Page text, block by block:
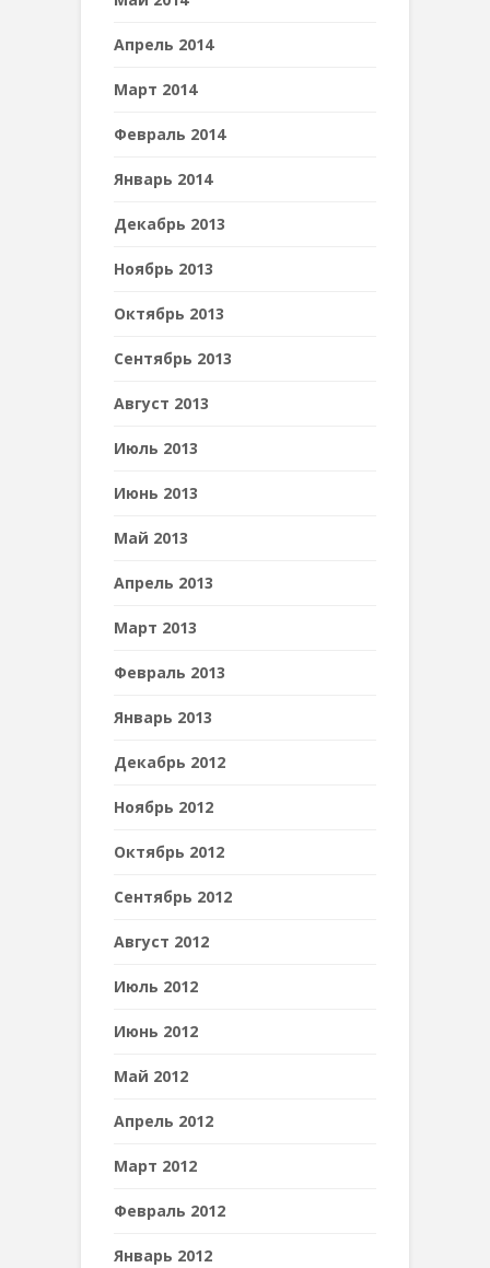
Апрель 2014
Март 2014
Февраль 2014
Январь 2014
Декабрь 2013
Ноябрь 2013
Октябрь 2013
Сентябрь 2013
Август 2013
Июль 2013
Июнь 2013
Май 2013
Апрель 2013
Март 2013
Февраль 2013
Январь 2013
Декабрь 2012
Ноябрь 2012
Октябрь 2012
Сентябрь 2012
Август 2012
Июль 2012
Июнь 2012
Май 2012
Апрель 2012
Март 2012
Февраль 2012
Январь 2012